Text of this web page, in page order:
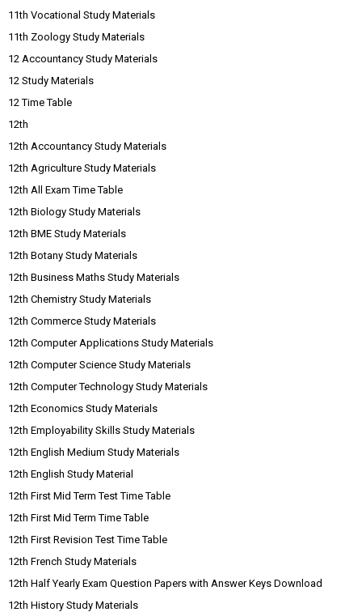
11th Vocational Study Materials
11th Zoology Study Materials
12 Accountancy Study Materials
12 Study Materials
12 Time Table
12th
12th Accountancy Study Materials
12th Agriculture Study Materials
12th All Exam Time Table
12th Biology Study Materials
12th BME Study Materials
12th Botany Study Materials
12th Business Maths Study Materials
12th Chemistry Study Materials
12th Commerce Study Materials
12th Computer Applications Study Materials
12th Computer Science Study Materials
12th Computer Technology Study Materials
12th Economics Study Materials
12th Employability Skills Study Materials
12th English Medium Study Materials
12th English Study Material
12th First Mid Term Test Time Table
12th First Mid Term Time Table
12th First Revision Test Time Table
12th French Study Materials
12th Half Yearly Exam Question Papers with Answer Keys Download
12th History Study Materials